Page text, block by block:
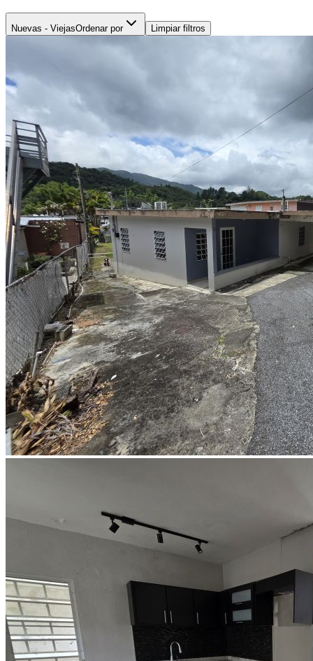
Nuevas - ViejasOrdenar por Limpiar filtros